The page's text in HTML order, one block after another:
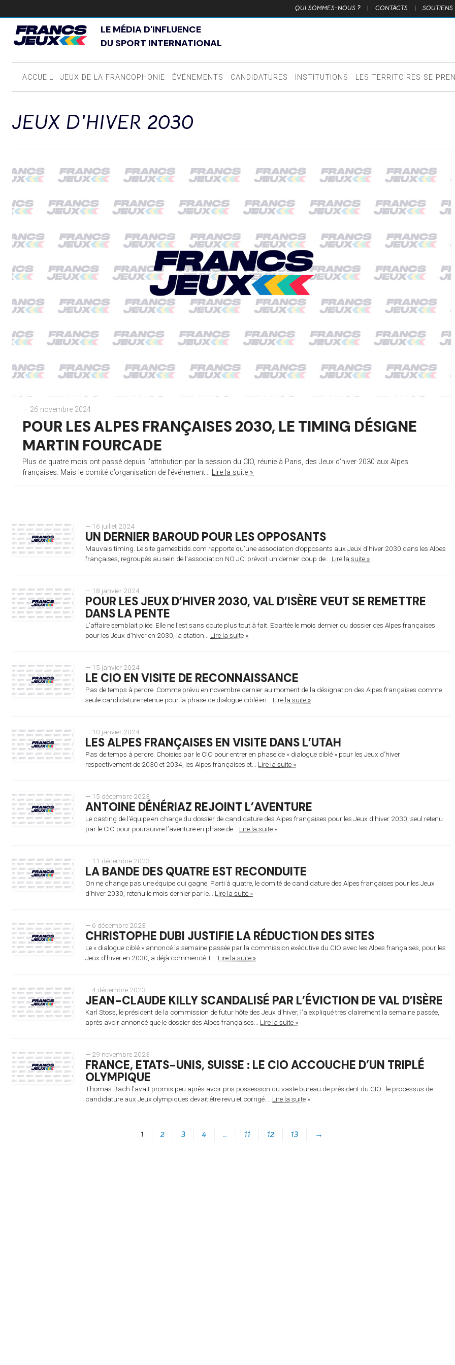
QUI SOMMES-NOUS ? | CONTACTS | SOUTIENS
LE MÉDIA D'INFLUENCE
DU SPORT INTERNATIONAL
ACCUEIL JEUX DE LA FRANCOPHONIE ÉVÉNEMENTS CANDIDATURES INSTITUTIONS LES TERRITOIRES SE
JEUX D'HIVER 2030
— 26 novembre 2024
POUR LES ALPES FRANÇAISES 2030, LE TIMING DÉSIGNE
MARTIN FOURCADE
Plus de quatre mois ont passé depuis l’attribution par la session du CIO, réunie à Paris, des Jeux d’hiver 2030 aux Alpes
françaises. Mais le comité d’organisation de l’événement... Lire la suite »
— 16 juillet 2024
UN DERNIER BAROUD POUR LES OPPOSANTS
Mauvais timing. Le site gamesbids.com rapporte qu’une association d’opposants aux Jeux d’hiver 2030 dans les Alpes
françaises, regroupés au sein de l’association NO JO, prévoit un dernier coup de... Lire la suite »
— 18 janvier 2024
POUR LES JEUX D’HIVER 2030, VAL D’ISÈRE VEUT SE REMETTRE
DANS LA PENTE
L’affaire semblait pliée. Elle ne l’est sans doute plus tout à fait. Ecartée le mois dernier du dossier des Alpes françaises
pour les Jeux d’hiver en 2030, la station... Lire la suite »
— 15 janvier 2024
LE CIO EN VISITE DE RECONNAISSANCE
Pas de temps à perdre. Comme prévu en novembre dernier au moment de la désignation des Alpes françaises comme
seule candidature retenue pour la phase de dialogue ciblé en... Lire la suite »
— 10 janvier 2024
LES ALPES FRANÇAISES EN VISITE DANS L’UTAH
Pas de temps à perdre. Choisies par le CIO pour entrer en phase de « dialogue ciblé » pour les Jeux d’hiver
respectivement de 2030 et 2034, les Alpes françaises et... Lire la suite »
— 15 décembre 2023
ANTOINE DÉNÉRIAZ REJOINT L’AVENTURE
Le casting de l’équipe en charge du dossier de candidature des Alpes françaises pour les Jeux d’hiver 2030, seul retenu
par le CIO pour poursuivre l’aventure en phase de... Lire la suite »
— 11 décembre 2023
LA BANDE DES QUATRE EST RECONDUITE
On ne change pas une équipe qui gagne. Parti à quatre, le comité de candidature des Alpes françaises pour les Jeux
d’hiver 2030, retenu le mois dernier par le... Lire la suite »
— 6 décembre 2023
CHRISTOPHE DUBI JUSTIFIE LA RÉDUCTION DES SITES
Le « dialogue ciblé » annoncé la semaine passée par la commission exécutive du CIO avec les Alpes françaises, pour les
Jeux d’hiver en 2030, a déjà commencé. Il... Lire la suite »
— 4 décembre 2023
JEAN-CLAUDE KILLY SCANDALISÉ PAR L’ÉVICTION DE VAL D’ISÈRE
Karl Stoss, le président de la commission de futur hôte des Jeux d’hiver, l’a expliqué très clairement la semaine passée,
après avoir annoncé que le dossier des Alpes françaises... Lire la suite »
— 29 novembre 2023
FRANCE, ETATS-UNIS, SUISSE : LE CIO ACCOUCHE D’UN TRIPLÉ
OLYMPIQUE
Thomas Bach l’avait promis peu après avoir pris possession du vaste bureau de président du CIO : le processus de
candidature aux Jeux olympiques devait être revu et corrigé.... Lire la suite »
1 2 3 4 … 11 12 13 →